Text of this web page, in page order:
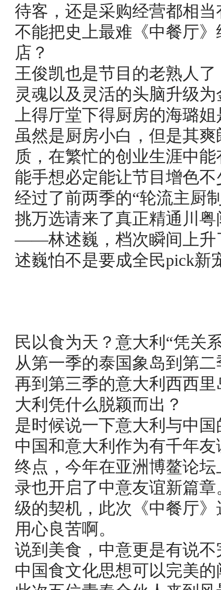
待客，还是采购经营都相
不能把史上最难《中餐厅
店？
王俊凯也是节目的老熟人
灵魂以及灵活的头脑升级
上得厅堂下得厨房的海璐
虽然是厨房小白，但是其
质，在繁忙的创业生涯中
能手想必定能让节目增色不
经过了前两季的“轮流主厨
挑万选请来了真正精通川
——林述巍，档次瞬间上升
述巍怕不是要成全民pick新
民以食为天 ？意大利“凭关
从第一季的泰国象岛到第
再到第三季的意大利西西
大利凭什么脱颖而出？
是时候说一下意大利与中
中国和意大利作为有千年
终点，今年在亚洲博鳌论
录也开启了中意友谊新篇
级的契机，此次《中餐厅
用心良苦啊。
说到美食，中意更是有说
中国食文化思想可以完美